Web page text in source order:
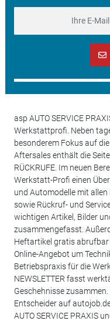
asp AUTO SERVICE
Werkstattprofi. Neben
besonderem Fokus auf
Aftersales enthält die
RÜCKRUFE. Im neuen
Werkstatt-Profi einen
und Automodelle mit
sowie Rückruf- und
wichtigen Artikel, Bilder
zusammengefasst.
Heftartikel gratis abrufbar
Online-Angebot um
Betriebspraxis für die
NEWSLETTER fasst
Geschehnisse
Entscheider auf
AUTO SERVICE PRAXIS